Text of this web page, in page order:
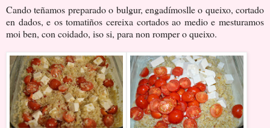
Cando teñamos preparado o bulgur, engadímoslle o queixo, cortado
en dados, e os tomatiños cereixa cortados ao medio e mesturamos
moi ben, con coidado, iso si, para non romper o queixo.